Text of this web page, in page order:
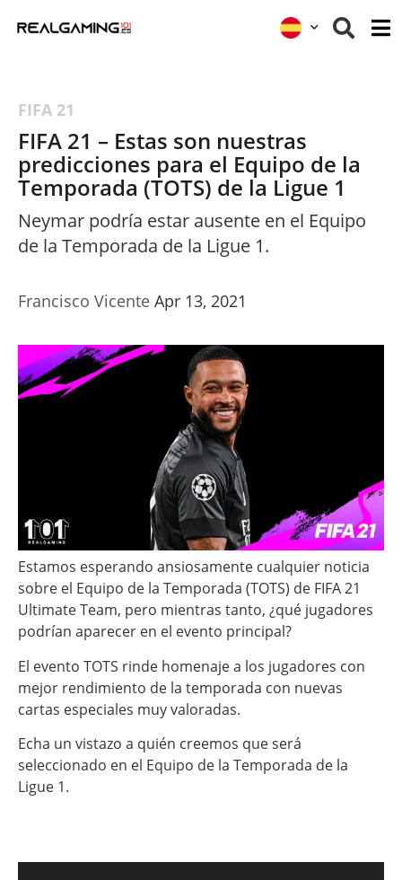
FIFA 21
FIFA 21 – Estas son nuestras
predicciones para el Equipo de la
Temporada (TOTS) de la Ligue 1
Neymar podría estar ausente en el Equipo
de la Temporada de la Ligue 1.
Francisco Vicente Apr 13, 2021
Estamos esperando ansiosamente cualquier noticia
sobre el Equipo de la Temporada (TOTS) de FIFA 21
Ultimate Team, pero mientras tanto, ¿qué jugadores
podrían aparecer en el evento principal?
El evento TOTS rinde homenaje a los jugadores con
mejor rendimiento de la temporada con nuevas
cartas especiales muy valoradas.
Echa un vistazo a quién creemos que será
seleccionado en el Equipo de la Temporada de la
Ligue 1.